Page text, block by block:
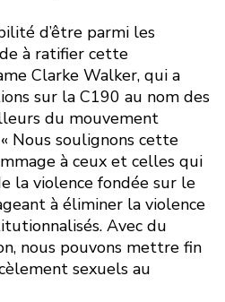
d’être parmi les
à ratifier cette
Clarke Walker, qui a
sur la C190 au nom des
du mouvement
Nous soulignons cette
à ceux et celles qui
la violence fondée sur le
à éliminer la violence
Avec du
nous pouvons mettre fin
sexuels au